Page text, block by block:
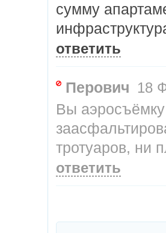
сумму
ответить
Перович 18
Вы
тротуаров, ни
ответить